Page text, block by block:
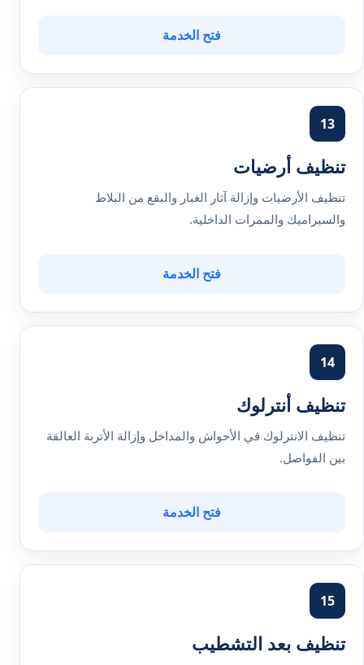
فتح الخدمة
13
تنظيف أرضيات
تنظيف الأرضيات وإزالة آثار الغبار والبقع من البلاط
والسيراميك والممرات الداخلية.
فتح الخدمة
14
تنظيف أنترلوك
تنظيف الانترلوك في الأحواش والمداخل وإزالة الأتربة العالقة
بين الفواصل.
فتح الخدمة
15
تنظيف بعد التشطيب